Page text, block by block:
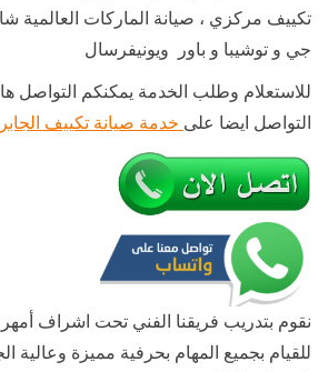
تكييف مركزي ، صيانة الماركات
جي و توشيبا و باور ويونيفرسال
للاستعلام وطلب الخدمة يمكنكم التواصل
التواصل ايضا على خدمة صيانة تكييف
نقوم بتدريب فريقنا الفني تحت اشراف
للقيام بجميع المهام بحرفية مميزة وعالية